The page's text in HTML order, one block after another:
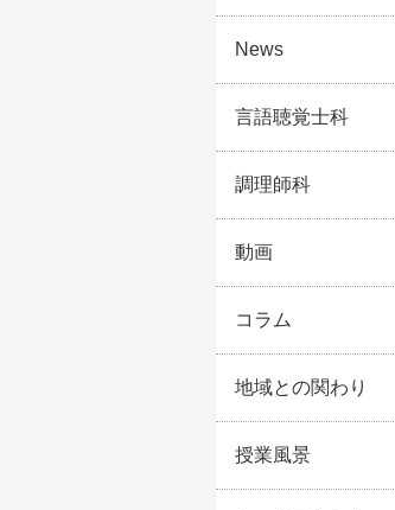
News
言語聴覚士科
調理師科
動画
コラム
地域との関わり
授業風景